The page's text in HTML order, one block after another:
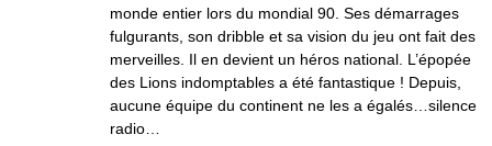
monde entier lors du mondial 90. Ses démarrages
fulgurants, son dribble et sa vision du jeu ont fait des
merveilles. Il en devient un héros national. L’épopée
des Lions indomptables a été fantastique ! Depuis,
aucune équipe du continent ne les a égalés…silence
radio…